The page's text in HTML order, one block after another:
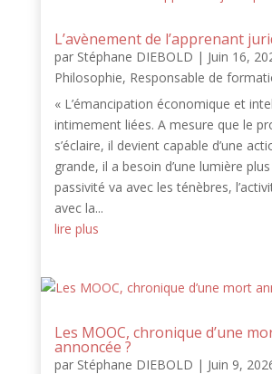
L’avènement de l’apprenant
par Stéphane DIEBOLD | Juin 16,
Philosophie, Responsable de
« L’émancipation économique et
intimement liées. A mesure que le
s’éclaire, il devient capable d’une
grande, il a besoin d’une lumière
passivité va avec les ténèbres,
avec la...
lire plus
Les MOOC, chronique d’une
annoncée ?
par Stéphane DIEBOLD | Juin 9,